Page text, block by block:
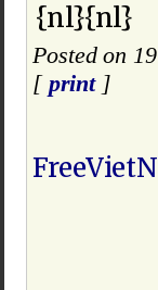
{nl}{nl}
Posted on
[ print]